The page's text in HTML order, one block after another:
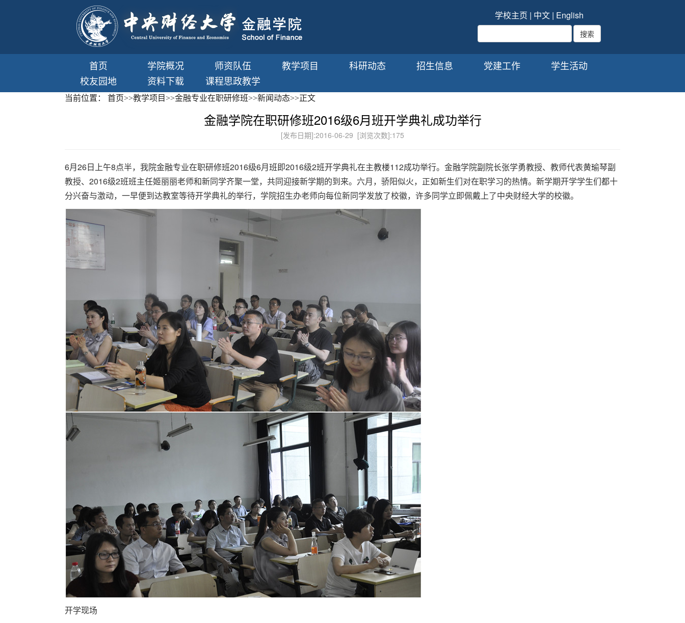
学校主页 | 中文 | English
首页 学院概况 师资队伍 教学项目 科研动态 招生信息 党建工作
学生活动
校友园地
资料下载 课程思政教学
当前位置： 首页>>教学项目>>金融专业在职研修班>>新闻动态>>正文
金融学院在职研修班2016级6月班开学典礼成功举行
[发布日期]:2016-06-29 [浏览次数]:175
6月26日上午8点半，我院金融专业在职研修班2016级6月班即2016级2班开学典礼在主教楼112成功举行。金融学院副院长张学勇教授、教师代表黄瑜琴副
教授、2016级2班班主任姬丽丽老师和新同学齐聚一堂，共同迎接新学期的到来。六月，骄阳似火，正如新生们对在职学习的热情。新学期开学学生们都十
分兴奋与激动，一早便到达教室等待开学典礼的举行，学院招生办老师向每位新同学发放了校徽，许多同学立即佩戴上了中央财经大学的校徽。
开学现场